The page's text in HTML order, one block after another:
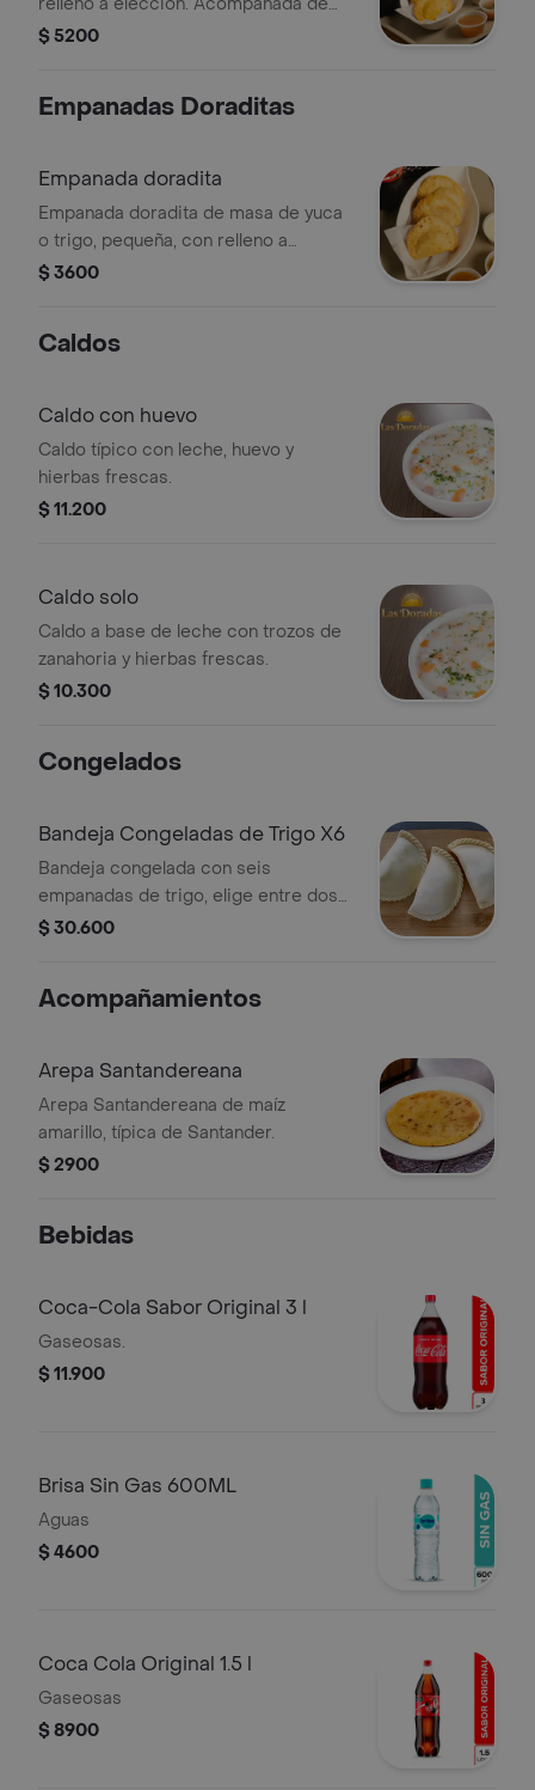
salsas variadas.
$ 5200
Empanadas Doraditas
Empanada doradita
Empanada doradita de masa de yuca
o trigo, pequeña, con relleno a
elección.
$ 3600
Caldos
Caldo con huevo
Caldo típico con leche, huevo y
hierbas frescas.
$ 11.200
Caldo solo
Caldo a base de leche con trozos de
zanahoria y hierbas frescas.
$ 10.300
Congelados
Bandeja Congeladas de Trigo X6
Bandeja congelada con seis
empanadas de trigo, elige entre dos
sabores disponibles.
$ 30.600
Acompañamientos
Arepa Santandereana
Arepa Santandereana de maíz
amarillo, típica de Santander.
$ 2900
Bebidas
Coca-Cola Sabor Original 3 l
Gaseosas.
$ 11.900
Brisa Sin Gas 600ML
Aguas
$ 4600
Coca Cola Original 1.5 l
Gaseosas
$ 8900